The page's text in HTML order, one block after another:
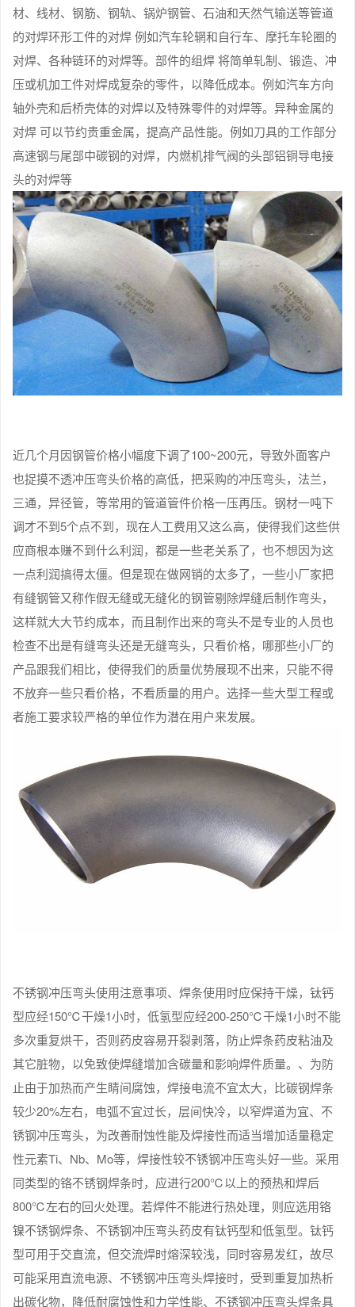
材、线材、钢筋、钢轨、锅炉钢管、石油和天然气输送等管道
的对焊环形工件的对焊 例如汽车轮辋和自行车、摩托车轮圈的
对焊、各种链环的对焊等。部件的组焊 将简单轧制、锻造、冲
压或机加工件对焊成复杂的零件，以降低成本。例如汽车方向
轴外壳和后桥壳体的对焊以及特殊零件的对焊等。异种金属的
对焊 可以节约贵重金属，提高产品性能。例如刀具的工作部分
高速钢与尾部中碳钢的对焊，内燃机排气阀的头部铝铜导电接
头的对焊等
近几个月因钢管价格小幅度下调了100~200元，导致外面客户
也捉摸不透冲压弯头价格的高低，把采购的冲压弯头，法兰，
三通，异径管，等常用的管道管件价格一压再压。钢材一吨下
调才不到5个点不到，现在人工费用又这么高，使得我们这些供
应商根本赚不到什么利润，都是一些老关系了，也不想因为这
一点利润搞得太僵。但是现在做网销的太多了，一些小厂家把
有缝钢管又称作假无缝或无缝化的钢管剔除焊缝后制作弯头，
这样就大大节约成本，而且制作出来的弯头不是专业的人员也
检查不出是有缝弯头还是无缝弯头，只看价格，哪那些小厂的
产品跟我们相比，使得我们的质量优势展现不出来，只能不得
不放弃一些只看价格，不看质量的用户。选择一些大型工程或
者施工要求较严格的单位作为潜在用户来发展。
不锈钢冲压弯头使用注意事项、焊条使用时应保持干燥，钛钙
型应经150℃干燥1小时，低氢型应经200-250℃干燥1小时不能
多次重复烘干，否则药皮容易开裂剥落，防止焊条药皮粘油及
其它脏物，以免致使焊缝增加含碳量和影响焊件质量。、为防
止由于加热而产生睛间腐蚀，焊接电流不宜太大，比碳钢焊条
较少20%左右，电弧不宜过长，层间快冷，以窄焊道为宜、不
锈钢冲压弯头，为改善耐蚀性能及焊接性而适当增加适量稳定
性元素Ti、Nb、Mo等，焊接性较不锈钢冲压弯头好一些。采用
同类型的铬不锈钢焊条时，应进行200℃以上的预热和焊后
800℃左右的回火处理。若焊件不能进行热处理，则应选用铬
镍不锈钢焊条、不锈钢冲压弯头药皮有钛钙型和低氢型。钛钙
型可用于交直流，但交流焊时熔深较浅，同时容易发红，故尽
可能采用直流电源、不锈钢冲压弯头焊接时，受到重复加热析
出碳化物，降低耐腐蚀性和力学性能、不锈钢冲压弯头焊条具